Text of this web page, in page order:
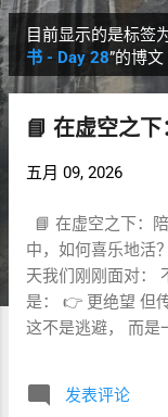
博
文
目前显示的是标签
书 - Day 28”的博文
📘 在虚空之
五月 09, 2026
📘 在虚空之下：
中，如何喜乐地活
天我们刚刚面对：
是： 👉 更绝望 但
这不是逃避， 而是
יִהְיוּ בְגָדֶיךָ לְבָנִים 9（美句） רְאֵה חַיִּים עִם־אִשָּׁה אֲשֶׁר אָהַבְתָּ כֹּל
发表评论